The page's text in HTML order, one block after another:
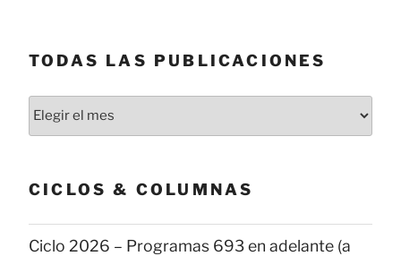
TODAS LAS PUBLICACIONES
Todas
CICLOS & COLUMNAS
Ciclo 2026 – Programas 693 en adelante (a